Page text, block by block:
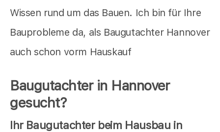
Wissen rund um das Bauen. Ich bin für Ihre
Bauprobleme da, als Baugutachter Hannover
auch schon vorm Hauskauf
Baugutachter in Hannover
gesucht?
Ihr Baugutachter beim Hausbau in